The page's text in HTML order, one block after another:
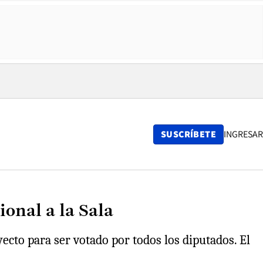
SUSCRÍBETE INGRESAR
a la Sala
para ser votado por todos los diputados. El